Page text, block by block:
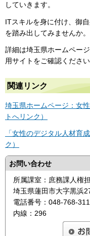
していきます。
ITスキルを身に付け、御
を踏み出してみませんか。
詳細は埼玉県ホームペー
用サイトをご確認ください
関連リンク
埼玉県ホームページ：女
トへリンク）
「女性のデジタル人材育
ク）
お問い合わせ
所属課室：庶務課人権
埼玉県蓮田市大字黒浜
電話番号：048-768-
内線：296